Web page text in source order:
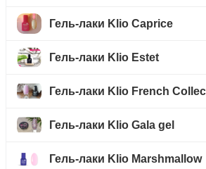
Гель-лаки Klio Caprice
Гель-лаки Klio Estet
Гель-лаки Klio French
Гель-лаки Klio Gala gel
Гель-лаки Klio Marshmallow